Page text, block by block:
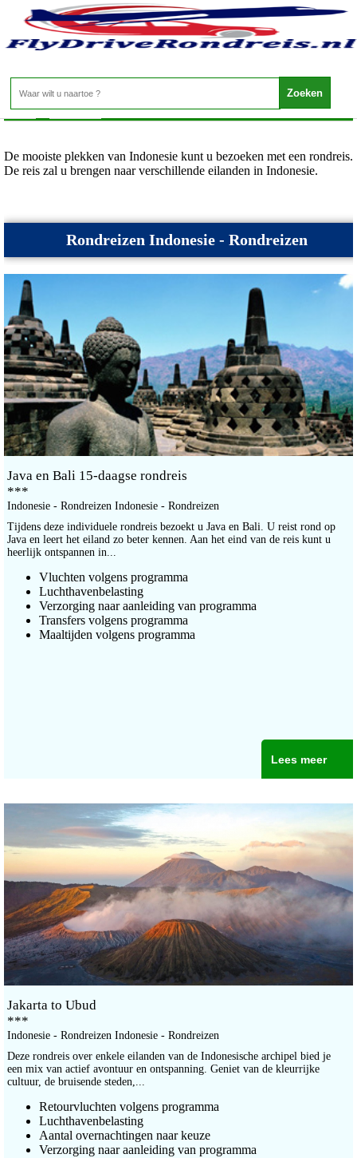
Indonesie - Rondreizen Indonesie
Home>Indonesie>Rondreizen Indonesie
De mooiste plekken van Indonesie kunt u bezoeken met een rondreis.
De reis zal u brengen naar verschillende eilanden in Indonesie.
Rondreizen Indonesie - Rondreizen
Java en Bali 15-daagse rondreis
***
Indonesie - Rondreizen Indonesie - Rondreizen
Tijdens deze individuele rondreis bezoekt u Java en Bali. U reist rond op
Java en leert het eiland zo beter kennen. Aan het eind van de reis kunt u
heerlijk ontspannen in...
Vluchten volgens programma
Luchthavenbelasting
Verzorging naar aanleiding van programma
Transfers volgens programma
Maaltijden volgens programma
Lees meer
Jakarta to Ubud
***
Indonesie - Rondreizen Indonesie - Rondreizen
Deze rondreis over enkele eilanden van de Indonesische archipel bied je
een mix van actief avontuur en ontspanning. Geniet van de kleurrijke
cultuur, de bruisende steden,...
Retourvluchten volgens programma
Luchthavenbelasting
Aantal overnachtingen naar keuze
Verzorging naar aanleiding van programma